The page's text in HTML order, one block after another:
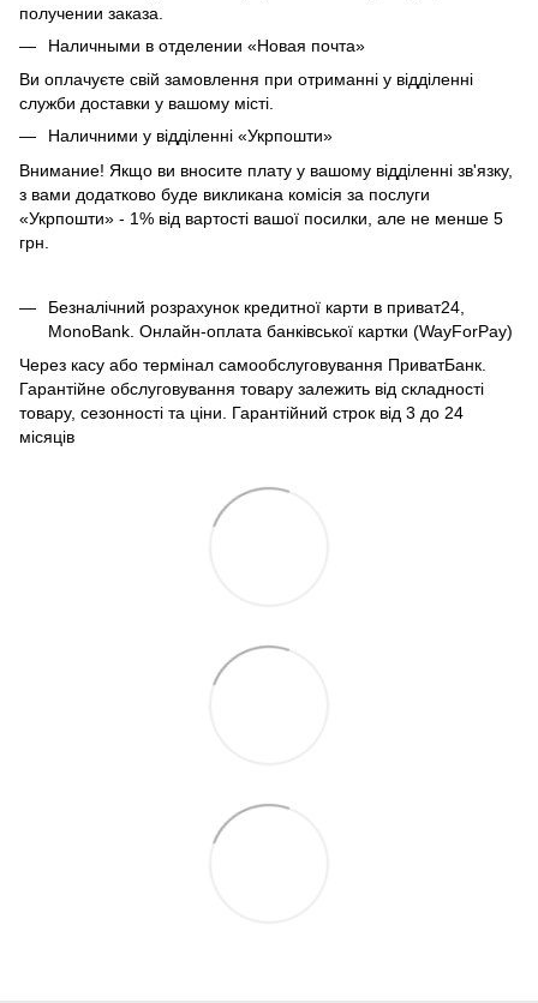
получении заказа.
Наличными в отделении «Новая почта»
Ви оплачуєте свій замовлення при отриманні у відділенні
служби доставки у вашому місті.
Наличними у відділенні «Укрпошти»
Внимание! Якщо ви вносите плату у вашому відділенні зв'язку,
з вами додатково буде викликана комісія за послуги
«Укрпошти» - 1% від вартості вашої посилки, але не менше 5
грн.
Безналічний розрахунок кредитної карти в приват24,
MonoBank. Онлайн-оплата банківської картки (WayForPay)
Через касу або термінал самообслуговування ПриватБанк.
Гарантійне обслуговування товару залежить від складності
товару, сезонності та ціни. Гарантійний строк від 3 до 24
місяців